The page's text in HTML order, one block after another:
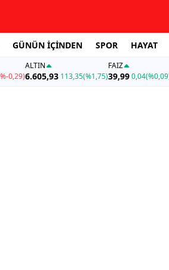
GÜNÜN İÇİNDEN SPOR HAYAT
0,29)
ALTIN
6.605,93 113,35(%1,75)
FAİZ
39,990,04